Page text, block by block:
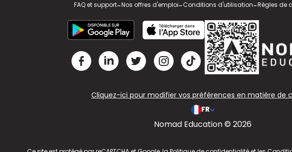
FAQ et support-Nos offres d'emploi-Conditions d'utilisation-Règles de
Cliquez-ici pour modifier vos préférences en matière de
FR
Nomad Education © 2026